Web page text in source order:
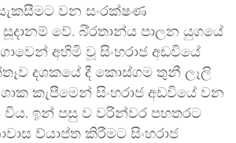
වන සංරක්ෂණ
වේ. බි්රතාන්ය පාලන යුගයේ
අහිමි වූ සිංහරාජ අඩවියේ
දශකයේ දී කොස්ගම තුනී ලෑලි
කැපීමෙන් සිංහරාජ අඩවියේ වන
ඉන් පසු ව වරින්වර පහතරට
ව්යාප්ත කිරීමට සිංහරාජ